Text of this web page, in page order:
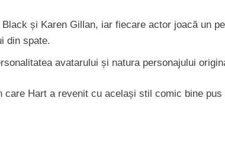
și Karen Gillan, iar fiecare actor joacă un
din spate.
avatarului și natura personajului
Hart a revenit cu același stil comic bine pus